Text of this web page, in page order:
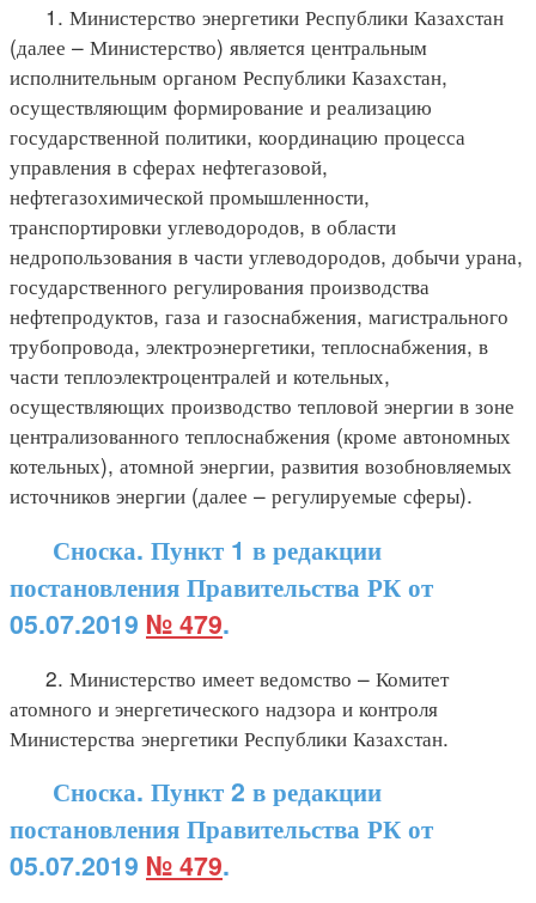
1. Министерство энергетики Республики Казахстан
(далее – Министерство) является центральным
исполнительным органом Республики Казахстан,
осуществляющим формирование и реализацию
государственной политики, координацию процесса
управления в сферах нефтегазовой,
нефтегазохимической промышленности,
транспортировки углеводородов, в области
недропользования в части углеводородов, добычи урана,
государственного регулирования производства
нефтепродуктов, газа и газоснабжения, магистрального
трубопровода, электроэнергетики, теплоснабжения, в
части теплоэлектроцентралей и котельных,
осуществляющих производство тепловой энергии в зоне
централизованного теплоснабжения (кроме автономных
котельных), атомной энергии, развития возобновляемых
источников энергии (далее – регулируемые сферы).
Сноска. Пункт 1 в редакции
постановления Правительства РК от
05.07.2019 № 479.
2. Министерство имеет ведомство – Комитет
атомного и энергетического надзора и контроля
Министерства энергетики Республики Казахстан.
Сноска. Пункт 2 в редакции
постановления Правительства РК от
05.07.2019 № 479.